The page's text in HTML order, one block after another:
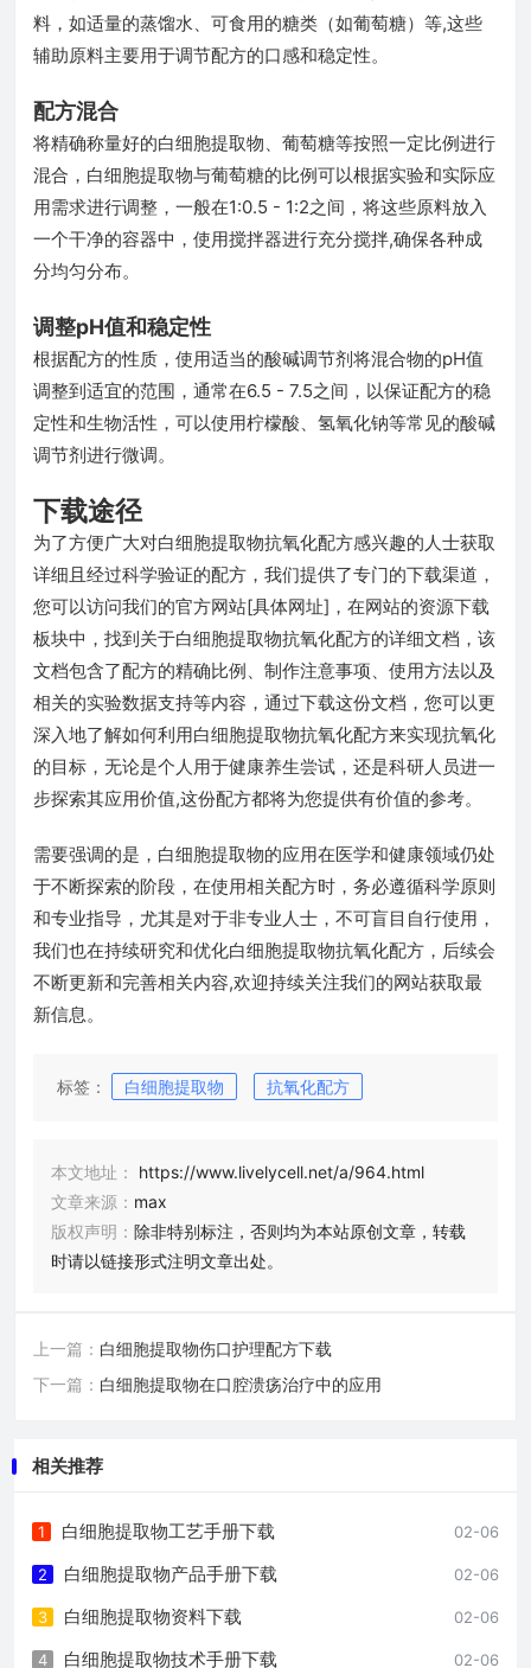
料，如适量的蒸馏水、可食用的糖类（如葡萄糖）等,这些
辅助原料主要用于调节配方的口感和稳定性。
配方混合
将精确称量好的白细胞提取物、葡萄糖等按照一定比例进行
混合，白细胞提取物与葡萄糖的比例可以根据实验和实际应
用需求进行调整，一般在1:0.5 - 1:2之间，将这些原料放入
一个干净的容器中，使用搅拌器进行充分搅拌,确保各种成
分均匀分布。
调整pH值和稳定性
根据配方的性质，使用适当的酸碱调节剂将混合物的pH值
调整到适宜的范围，通常在6.5 - 7.5之间，以保证配方的稳
定性和生物活性，可以使用柠檬酸、氢氧化钠等常见的酸碱
调节剂进行微调。
下载途径
为了方便广大对白细胞提取物抗氧化配方感兴趣的人士获取
详细且经过科学验证的配方，我们提供了专门的下载渠道，
您可以访问我们的官方网站[具体网址]，在网站的资源下载
板块中，找到关于白细胞提取物抗氧化配方的详细文档，该
文档包含了配方的精确比例、制作注意事项、使用方法以及
相关的实验数据支持等内容，通过下载这份文档，您可以更
深入地了解如何利用白细胞提取物抗氧化配方来实现抗氧化
的目标，无论是个人用于健康养生尝试，还是科研人员进一
步探索其应用价值,这份配方都将为您提供有价值的参考。
需要强调的是，白细胞提取物的应用在医学和健康领域仍处
于不断探索的阶段，在使用相关配方时，务必遵循科学原则
和专业指导，尤其是对于非专业人士，不可盲目自行使用，
我们也在持续研究和优化白细胞提取物抗氧化配方，后续会
不断更新和完善相关内容,欢迎持续关注我们的网站获取最
新信息。
标签： 白细胞提取物 抗氧化配方
本文地址：
https://www.livelycell.net/a/964.html
文章来源： max
版权声明： 除非特别标注，否则均为本站原创文章，转载
时请以链接形式注明文章出处。
上一篇： 白细胞提取物伤口护理配方下载
下一篇： 白细胞提取物在口腔溃疡治疗中的应用
相关推荐
02-06
1 白细胞提取物工艺手册下载
02-06
2 白细胞提取物产品手册下载
02-06
3 白细胞提取物资料下载
02-06
4 白细胞提取物技术手册下载